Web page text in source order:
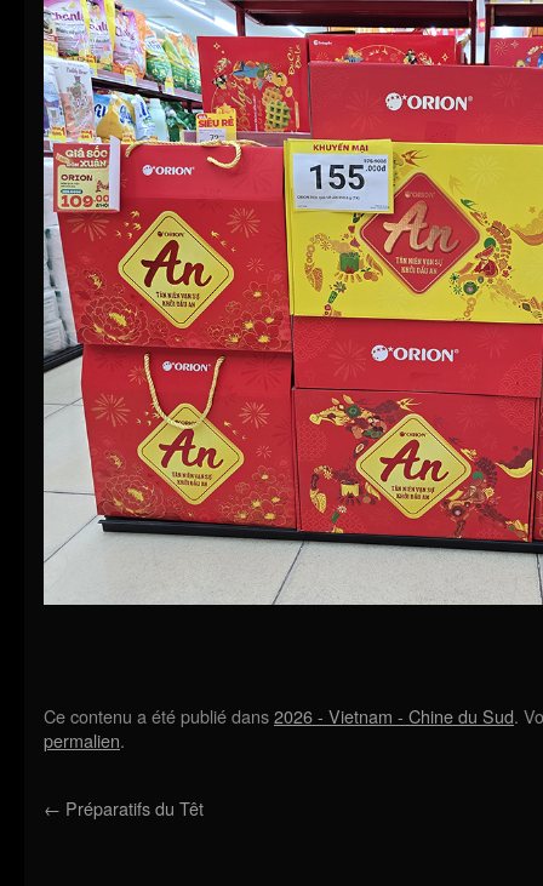
Ce contenu a été publié dans2026 - Vietnam - Chine du Sud.
permalien.
← Préparatifs du Têt